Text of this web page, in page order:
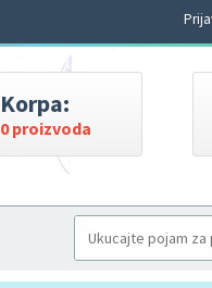
Korpa:
0 proizvoda